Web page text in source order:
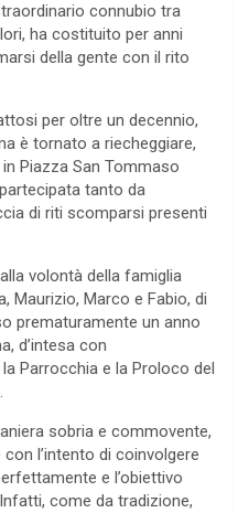
connubio tra
ha costituito per anni
della gente con il rito
per oltre un decennio,
è tornato a riecheggiare,
Piazza San Tommaso
tanto da
di riti scomparsi presenti
volontà della famiglia
Maurizio, Marco e Fabio, di
prematuramente un anno
d’intesa con
Parrocchia e la Proloco del
sobria e commovente,
l’intento di coinvolgere
e l’obiettivo
come da tradizione,